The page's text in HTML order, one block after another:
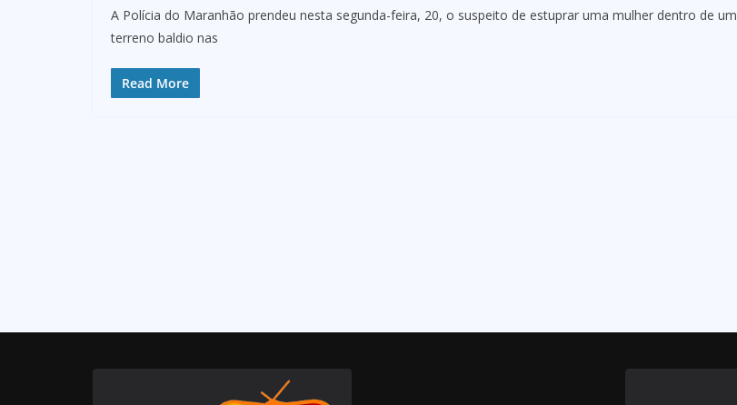
A Polícia do Maranhão prendeu nesta segunda-feira, 20, o suspeito de estuprar uma mulher dentro de um
terreno baldio nas
Read More